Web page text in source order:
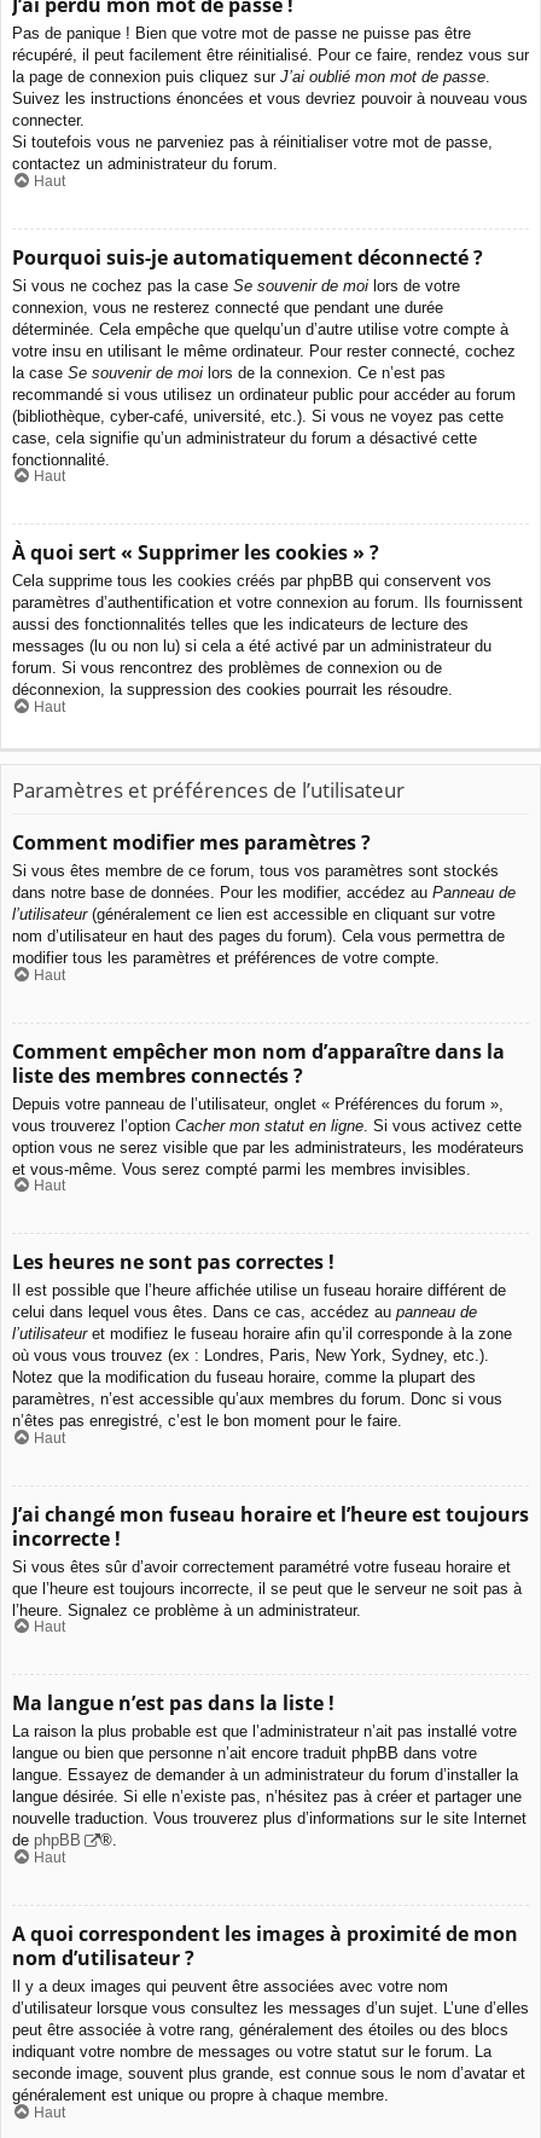
Pas de panique ! Bien que votre mot de passe ne puisse pas être
récupéré, il peut facilement être réinitialisé. Pour ce faire, rendez vous sur
la page de connexion puis cliquez sur J’ai oublié mon mot de passe.
Suivez les instructions énoncées et vous devriez pouvoir à nouveau vous
connecter.
Si toutefois vous ne parveniez pas à réinitialiser votre mot de passe,
contactez un administrateur du forum.
Haut
Pourquoi suis-je automatiquement déconnecté ?
Si vous ne cochez pas la case Se souvenir de moi lors de votre
connexion, vous ne resterez connecté que pendant une durée
déterminée. Cela empêche que quelqu’un d’autre utilise votre compte à
votre insu en utilisant le même ordinateur. Pour rester connecté, cochez
la case Se souvenir de moi lors de la connexion. Ce n’est pas
recommandé si vous utilisez un ordinateur public pour accéder au forum
(bibliothèque, cyber-café, université, etc.). Si vous ne voyez pas cette
case, cela signifie qu’un administrateur du forum a désactivé cette
fonctionnalité.
Haut
À quoi sert « Supprimer les cookies » ?
Cela supprime tous les cookies créés par phpBB qui conservent vos
paramètres d’authentification et votre connexion au forum. Ils fournissent
aussi des fonctionnalités telles que les indicateurs de lecture des
messages (lu ou non lu) si cela a été activé par un administrateur du
forum. Si vous rencontrez des problèmes de connexion ou de
déconnexion, la suppression des cookies pourrait les résoudre.
Haut
Paramètres et préférences de l’utilisateur
Comment modifier mes paramètres ?
Si vous êtes membre de ce forum, tous vos paramètres sont stockés
dans notre base de données. Pour les modifier, accédez au Panneau de
l’utilisateur(généralement ce lien est accessible en cliquant sur votre
nom d’utilisateur en haut des pages du forum). Cela vous permettra de
modifier tous les paramètres et préférences de votre compte.
Haut
Comment empêcher mon nom d’apparaître dans la
liste des membres connectés ?
Depuis votre panneau de l’utilisateur, onglet « Préférences du forum »,
vous trouverez l’option Cacher mon statut en ligne . Si vous activez cette
option vous ne serez visible que par les administrateurs, les modérateurs
et vous-même. Vous serez compté parmi les membres invisibles.
Haut
Les heures ne sont pas correctes !
Il est possible que l’heure affichée utilise un fuseau horaire différent de
celui dans lequel vous êtes. Dans ce cas, accédez au panneau de
l’utilisateuret modifiez le fuseau horaire afin qu’il corresponde à la zone
où vous vous trouvez (ex : Londres, Paris, New York, Sydney, etc.).
Notez que la modification du fuseau horaire, comme la plupart des
paramètres, n’est accessible qu’aux membres du forum. Donc si vous
n’êtes pas enregistré, c’est le bon moment pour le faire.
Haut
J’ai changé mon fuseau horaire et l’heure est toujours
incorrecte !
Si vous êtes sûr d’avoir correctement paramétré votre fuseau horaire et
que l’heure est toujours incorrecte, il se peut que le serveur ne soit pas à
l’heure. Signalez ce problème à un administrateur.
Haut
Ma langue n’est pas dans la liste !
La raison la plus probable est que l’administrateur n’ait pas installé votre
langue ou bien que personne n’ait encore traduit phpBB dans votre
langue. Essayez de demander à un administrateur du forum d’installer la
langue désirée. Si elle n’existe pas, n’hésitez pas à créer et partager une
nouvelle traduction. Vous trouverez plus d’informations sur le site Internet
de phpBB ®.
Haut
A quoi correspondent les images à proximité de mon
nom d’utilisateur ?
Il y a deux images qui peuvent être associées avec votre nom
d’utilisateur lorsque vous consultez les messages d’un sujet. L’une d’elles
peut être associée à votre rang, généralement des étoiles ou des blocs
indiquant votre nombre de messages ou votre statut sur le forum. La
seconde image, souvent plus grande, est connue sous le nom d’avatar et
généralement est unique ou propre à chaque membre.
Haut